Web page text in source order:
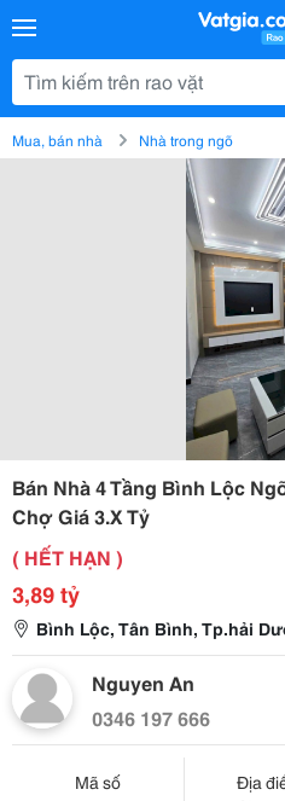
Mua, bán nhà Nhà trong ngõ
Bán Nhà 4 Tầng Bình Lộc
Chợ Giá 3.X Tỷ
( HẾT HẠN )
3,89 tỷ
Bình Lộc, Tân Bình, Tp.hải
Nguyen An
0346 197 666
Mã số
Địa